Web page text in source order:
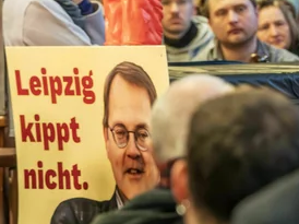
shop
fragen & hilfe
unterstützen
abo
genossenschaft